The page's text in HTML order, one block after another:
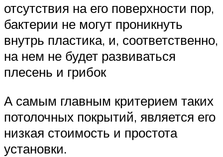
отсутствия на его поверхности пор,
бактерии не могут проникнуть
внутрь пластика, и, соответственно,
на нем не будет развиваться
плесень и грибок
А самым главным критерием таких
потолочных покрытий, является его
низкая стоимость и простота
установки.